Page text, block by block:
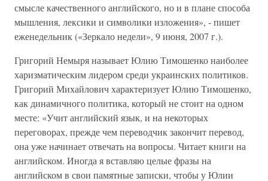
смысле качественного английского, но и в плане способа
мышления, лексики и символики изложения», - пишет
еженедельник («Зеркало недели», 9 июня, 2007 г.).
Григорий Немыря называет Юлию Тимошенко наиболее
харизматическим лидером среди украинских политиков.
Григорий Михайлович характеризует Юлию Тимошенко,
как динамичного политика, который не стоит на одном
месте: «Учит английский язык, и на некоторых
переговорах, прежде чем переводчик закончит перевод,
она уже начинает отвечать на вопросы. Читает книги на
английском. Иногда я вставляю целые фразы на
английском в свои памятные записки, чтобы у Юлии